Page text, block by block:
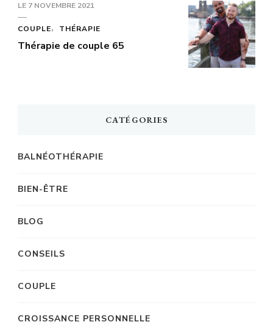
LE 7 NOVEMBRE 2021
COUPLE THÉRAPIE
Thérapie de couple 65
CATÉGORIES
BALNÉOTHÉRAPIE
BIEN-ÊTRE
BLOG
CONSEILS
COUPLE
CROISSANCE PERSONNELLE